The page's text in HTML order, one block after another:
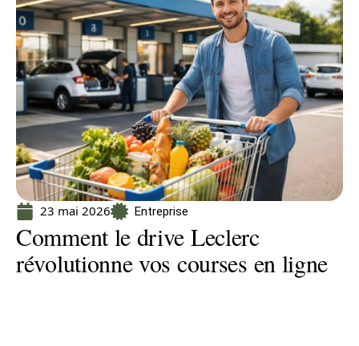
23 mai 2026 Entreprise
Comment le drive Leclerc
révolutionne vos courses en ligne